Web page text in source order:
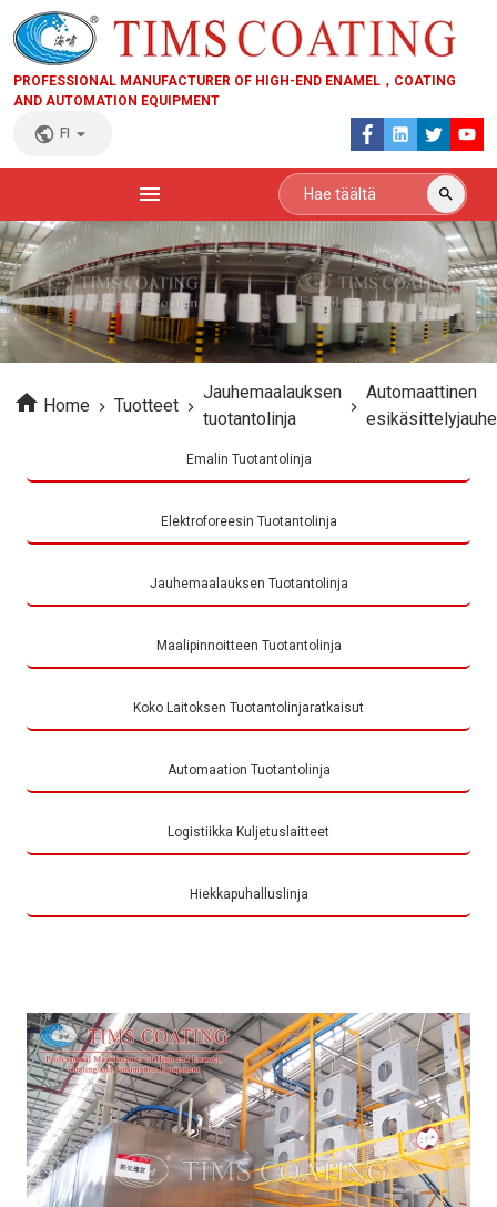
PROFESSIONAL MANUFACTURER OF HIGH-END ENAMEL，COATING
AND AUTOMATION EQUIPMENT
FI
Home Tuotteet
Jauhemaalauksen
tuotantolinja
Automaattinen
Emalin Tuotantolinja
Elektroforeesin Tuotantolinja
Jauhemaalauksen Tuotantolinja
Maalipinnoitteen Tuotantolinja
Koko Laitoksen Tuotantolinjaratkaisut
Automaation Tuotantolinja
Logistiikka Kuljetuslaitteet
Hiekkapuhalluslinja